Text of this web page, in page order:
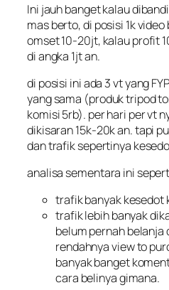
Ini jauh banget kalau
mas berto, di posisi 1k
omset 10-20jt, kalau profit
di angka 1jt an.
di posisi ini ada 3 vt yang
yang sama (produk tripod
komisi 5rb). per hari per vt
dikisaran 15k-20k an. tapi
dan trafik sepertinya
analisa sementara ini
trafik banyak kesedot
trafik lebih banyak
belum pernah
rendahnya view to
banyak banget
cara belinya gimana.